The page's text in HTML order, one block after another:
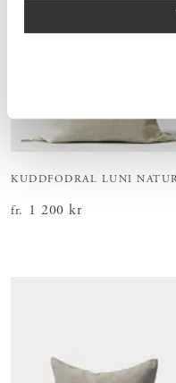
KUDDFODRAL LUNI
fr. Pris:1 200 kr
1 200 kr